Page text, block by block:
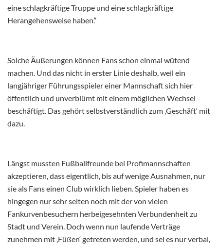
eine schlagkräftige Truppe und eine schlagkräftige
Herangehensweise haben.“
Solche Äußerungen können Fans schon einmal wütend
machen. Und das nicht in erster Linie deshalb, weil ein
langjähriger Führungsspieler einer Mannschaft sich hier
öffentlich und unverblümt mit einem möglichen Wechsel
beschäftigt. Das gehört selbstverständlich zum ‚Geschäft‘ mit
dazu.
Längst mussten Fußballfreunde bei Profimannschaften
akzeptieren, dass eigentlich, bis auf wenige Ausnahmen, nur
sie als Fans einen Club wirklich lieben. Spieler haben es
hingegen nur sehr selten noch mit der von vielen
Fankurvenbesuchern herbeigesehnten Verbundenheit zu
Stadt und Verein. Doch wenn nun laufende Verträge
zunehmen mit ‚Füßen‘ getreten werden, und sei es nur verbal,